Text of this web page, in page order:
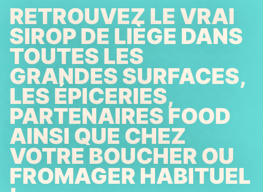
RETROUVEZ LE VRAI
SIROP DE LIÈGE DANS
TOUTES LES
GRANDES SURFACES,
LES ÉPICERIES,
PARTENAIRES FOOD
AINSI QUE CHEZ
VOTRE BOUCHER OU
FROMAGER HABITUEL